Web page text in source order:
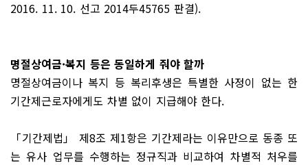
2016. 11. 10. 선고 2014두45765 판결).
명절상여금·복지 등은 동일하게 줘야 할까
명절상여금이나 복지 등 복리후생은 특별한 사정이 없는 한
기간제근로자에게도 차별 없이 지급해야 한다.
「기간제법」 제8조 제1항은 기간제라는 이유만으로 동종 또
는 유사 업무를 수행하는 정규직과 비교하여 차별적 처우를